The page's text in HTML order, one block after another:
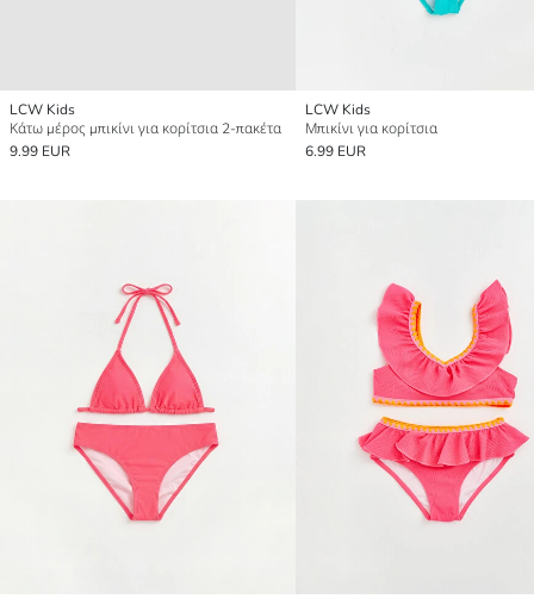
LCW Kids
Κάτω μέρος μπικίνι για κορίτσια 2-πακέτα
9.99 EUR
LCW Kids
Μπικίνι για κορίτσια
6.99 EUR